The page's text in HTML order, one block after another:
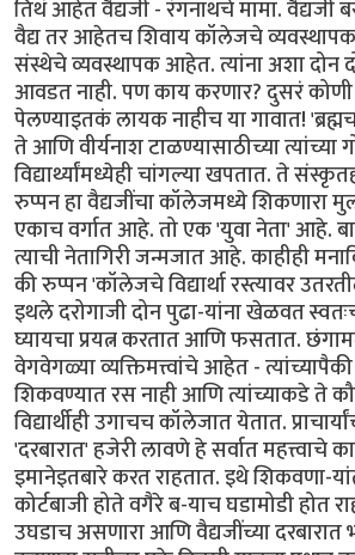
तिथं आहेत वैद्यजी - रंगनाथचे मामा.
वैद्य तर आहेतच शिवाय कॉलेजचे
संस्थेचे व्यवस्थापक आहेत. त्यांना अशा दोन
आवडत नाही. पण काय करणार? दुसरं कोणी
पेलण्याइतकं लायक नाहीच या गावात!
ते आणि वीर्यनाश टाळण्यासाठीच्या
विद्यार्थ्यांमध्येही चांगल्या खपतात. ते
रुप्पन हा वैद्यजींचा कॉलेजमध्ये शिकणारा
एकाच वर्गात आहे. तो एक 'युवा नेता' आहे.
त्याची नेतागिरी जन्मजात आहे. काहीही
की रुप्पन 'कॉलेजचे विद्यार्था रस्त्यावर
इथले दरोगाजी दोन पुढा-यांना खेळवत
घ्यायचा प्रयत्न करतात आणि फसतात.
वेगवेगळ्या व्यक्तिमत्त्वांचे आहेत - त्यांच्यापैकी
शिकवण्यात रस नाही आणि त्यांच्याकडे ते
विद्यार्थीही उगाचच कॉलेजात येतात.
'दरबारात' हजेरी लावणे हे सर्वात महत्त्वाचे
इमानेइतबारे करत राहतात. इथे शिकवणा-
कोर्टबाजी होते वगैरे ब-याच घडामोडी होत
उघडाच असणारा आणि वैद्यजींच्या दरबारात